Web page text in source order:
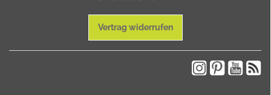
Vertrag widerrufen